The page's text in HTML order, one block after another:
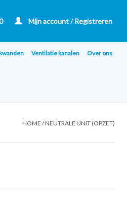
Mijn account / Registreren
Ventilatie kanalen Over ons
HOME /NEUTRALE UNIT (OPZET)